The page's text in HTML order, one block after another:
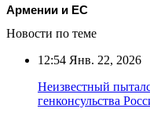
Армении и ЕС
Новости по теме
12:54 Янв. 22, 2026
Неизвестный
генконсульства